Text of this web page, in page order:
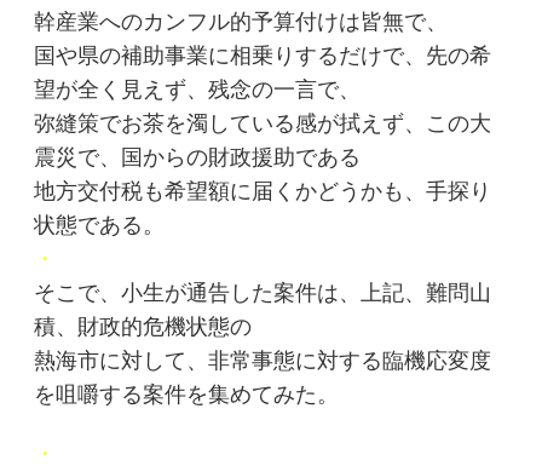
幹産業へのカンフル的予算付けは皆無で、
国や県の補助事業に相乗りするだけで、先の希
望が全く見えず、残念の一言で、
弥縫策でお茶を濁している感が拭えず、この大
震災で、国からの財政援助である
地方交付税も希望額に届くかどうかも、手探り
状態である。
・
そこで、小生が通告した案件は、上記、難問山
積、財政的危機状態の
熱海市に対して、非常事態に対する臨機応変度
を咀嚼する案件を集めてみた。
・